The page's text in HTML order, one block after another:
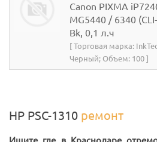
Canon PIXMA
MG5440 / 6340
Bk, 0,1 л.ч
[ Торговая марка:
Черный; Объем: 100 ]
HP PSC-1310 ремонт